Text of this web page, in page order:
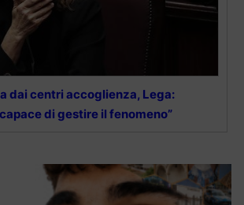
dai centri accoglienza, Lega:
di gestire il fenomeno”